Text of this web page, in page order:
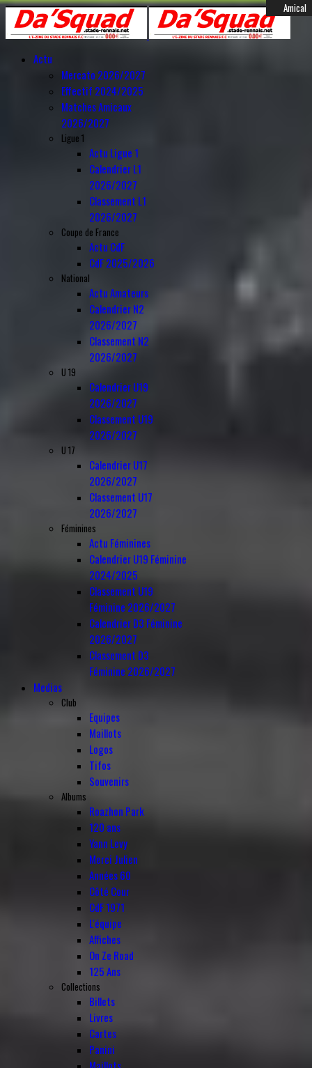
Actu
Mercato 2026/2027
Effectif 2024/2025
Matches Amicaux
2026/2027
Ligue 1
Actu Ligue 1
Calendrier L1
2026/2027
Classement L1
2026/2027
Coupe de France
Actu CdF
CdF 2025/2026
National
Actu Amateurs
Calendrier N2
2026/2027
Classement N2
2026/2027
U 19
Calendrier U19
2026/2027
Classement U19
2026/2027
U 17
Calendrier U17
2026/2027
Classement U17
2026/2027
Féminines
Actu Féminines
Calendrier U19 Féminine
2024/2025
Classement U19
Féminine 2026/2027
Calendrier D3 Féminine
2026/2027
Classement D3
Féminine 2026/2027
Medias
Club
Equipes
Maillots
Logos
Tifos
Souvenirs
Albums
Roazhon Park
120 ans
Yann Levy
Merci Julien
Années 60
Côté Cour
CdF 1971
L'équipe
Affiches
On Ze Road
125 Ans
Collections
Billets
Livres
Cartes
Panini
Mercato
Féminines
Mercato
Amical
Actualité
Mercato
Mercato
Mercato
Mercato
Mercato
Actualité
Anciens
Actualité
Mercato
Anciens
Actualité
Anciens
Amical
précédente
précédent
suivante
suivant